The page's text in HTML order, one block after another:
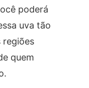
poderá
uva tão
regiões
quem